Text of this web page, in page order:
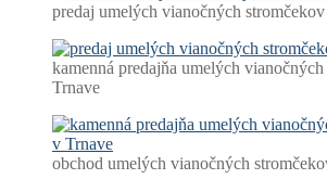
predaj umelých vianočných
kamenná predajňa umelých
Trnave
obchod umelých vianočných